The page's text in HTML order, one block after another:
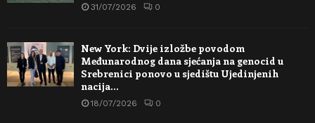
31/07/2026 0
New York: Dvije izložbe povodom
Međunarodnog dana sjećanja na genocid u
Srebrenici ponovo u sjedištu Ujedinjenih
nacija…
18/07/2026 0